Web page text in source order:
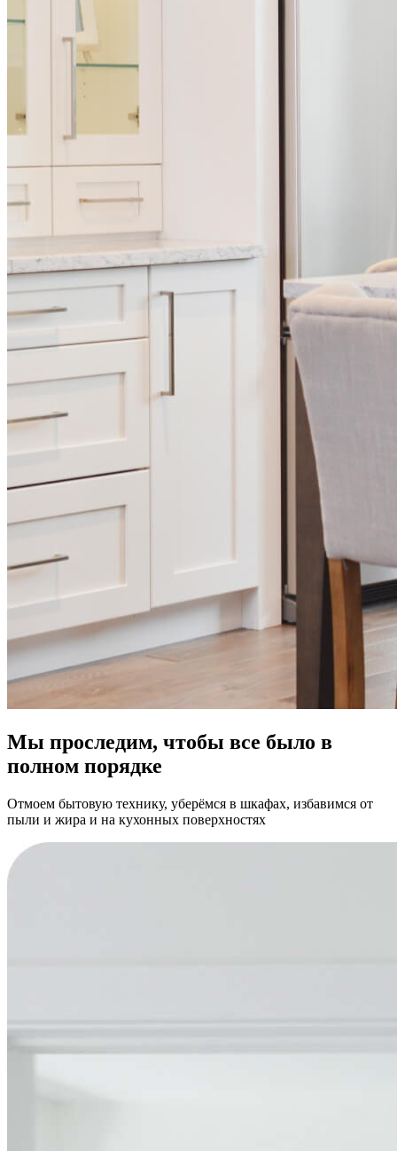
Мы проследим, чтобы все было в
полном порядке
Отмоем бытовую технику, уберёмся в шкафах, избавимся от
пыли и жира и на кухонных поверхностях